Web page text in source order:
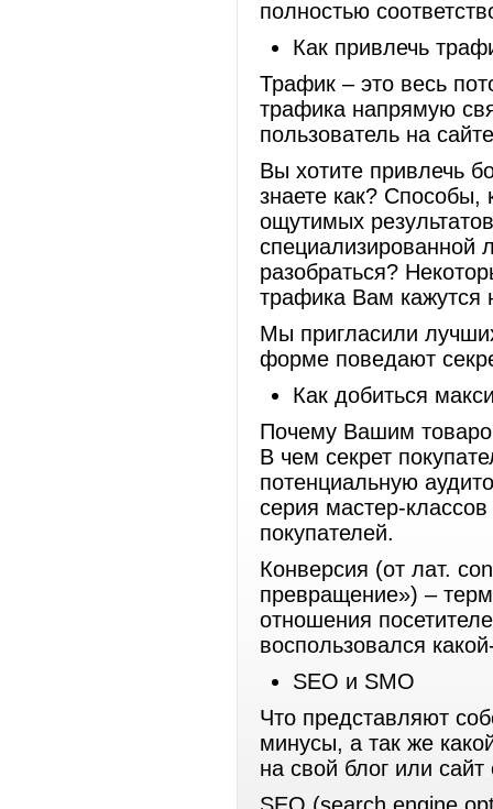
полностью
Как привлечь
Трафик – это весь
трафика напрямую
пользователь на
Вы хотите привлечь
знаете как?
ощутимых
специализированной
разобраться?
трафика Вам кажутся
Мы пригласили
форме поведают
Как добиться
Почему Вашим
В чем секрет
потенциальную
серия мастер-
покупателей.
Конверсия (от лат.
превращение») –
отношения
воспользовался
SEO и SMO
Что представляют
минусы, а так же
на свой блог или